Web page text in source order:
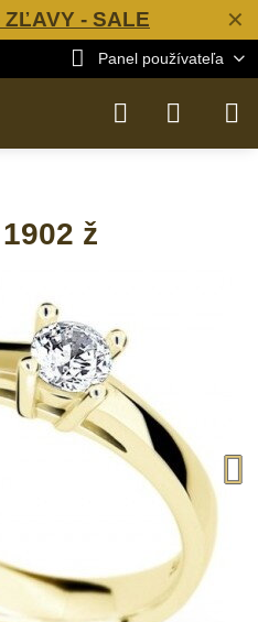
✕
- SALE
Panel používateľa
ž